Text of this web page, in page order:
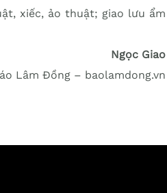
xiếc, ảo thuật; giao lưu ẩm
Ngọc Giao
Lâm Đồng – baolamdong.vn